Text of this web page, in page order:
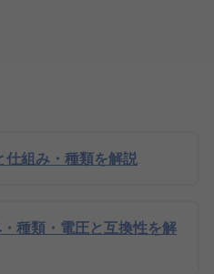
仕組み・種類を解説
種類・電圧と互換性を解